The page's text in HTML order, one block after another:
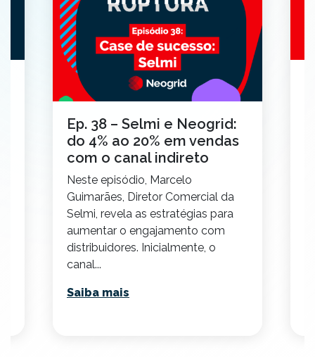
Ep. 38 – Selmi e Neogrid:
do 4% ao 20% em vendas
com o canal indireto
Neste episódio, Marcelo
Guimarães, Diretor Comercial da
Selmi, revela as estratégias para
aumentar o engajamento com
distribuidores. Inicialmente, o
canal...
Saiba mais